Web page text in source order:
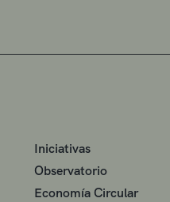
Iniciativas
Observatorio
Economía Circular